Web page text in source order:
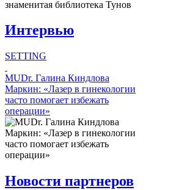
Show Image
Show
Hide
Интервью
SETTING
Intro Items
Link Items
Show Image
Show
Hide
MUDr. Галина Киндлова
Маркин: «Лазер в гинекологии
часто помогает избежать
операции»
Новости партнеров